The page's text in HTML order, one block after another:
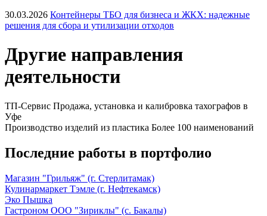
30.03.2026 Контейнеры ТБО для бизнеса и ЖКХ: надежные
решения для сбора и утилизации отходов
Другие направления
деятельности
ТП-Сервис Продажа, установка и калибровка тахографов в
Уфе
Производство изделий из пластика Более 100 наименований
Последние работы в портфолио
Магазин "Грильяж" (г. Стерлитамак)
Кулинармаркет Тэмле (г. Нефтекамск)
Эко Пышка
Гастроном ООО "Зириклы" (с. Бакалы)